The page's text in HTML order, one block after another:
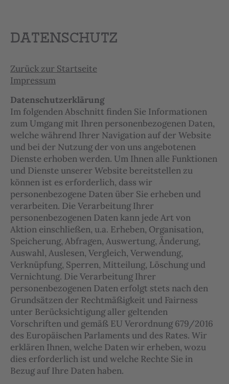
DATENSCHUTZ
Zurück zur Startseite
Impressum
Datenschutzerklärung
Im folgenden Abschnitt finden Sie Informationen
zum Umgang mit Ihren personenbezogenen Daten,
welche während Ihrer Navigation auf der Website
und bei der Nutzung der von uns angebotenen
Dienste erhoben werden. Um Ihnen alle Funktionen
und Dienste unserer Website bereitstellen zu
können ist es erforderlich, dass wir
personenbezogene Daten über Sie erheben und
verarbeiten. Die Verarbeitung Ihrer
personenbezogenen Daten kann jede Art von
Aktion einschließen, u.a. Erheben, Organisation,
Speicherung, Abfragen, Auswertung, Änderung,
Auswahl, Auslesen, Vergleich, Verwendung,
Verknüpfung, Sperren, Mitteilung, Löschung und
Vernichtung. Die Verarbeitung Ihrer
personenbezogenen Daten erfolgt stets nach den
Grundsätzen der Rechtmäßigkeit und Fairness
unter Berücksichtigung aller geltenden
Vorschriften und gemäß EU Verordnung 679/2016
des Europäischen Parlaments und des Rates. Wir
erklären Ihnen, welche Daten wir erheben, wozu
dies erforderlich ist und welche Rechte Sie in
Bezug auf Ihre Daten haben.